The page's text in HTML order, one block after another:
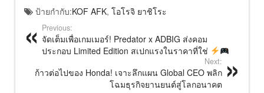
ป้ายกำกับ:KOF AFK, โอโรจิ ยาชิโระ
Previous:
จัดเต็มเพื่อเกมเมอร์! Predator x ADBIG ส่งคอม
ประกอบ Limited Edition สเปกแรงในราคาที่ใช่
Next:
ก้าวต่อไปของ Honda! เจาะลึกแผน Global CEO พลิก
โฉมธุรกิจยานยนต์สู่โลกอนาคต